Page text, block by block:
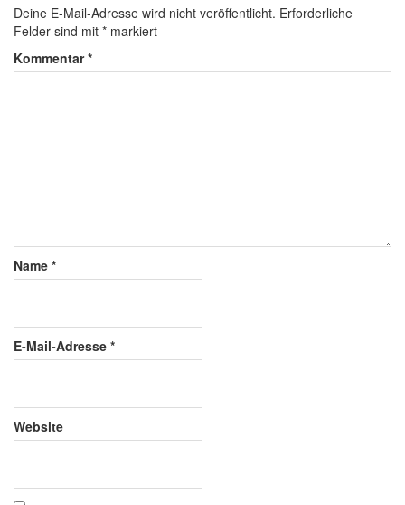
Deine E-Mail-Adresse wird nicht veröffentlicht. Erforderliche
Felder sind mit * markiert
Kommentar*
Name *
E-Mail-Adresse *
Website